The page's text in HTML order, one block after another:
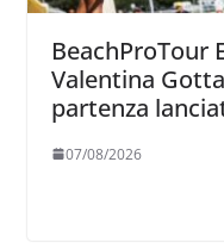
BeachProTour
Valentina
partenza
07/08/2026